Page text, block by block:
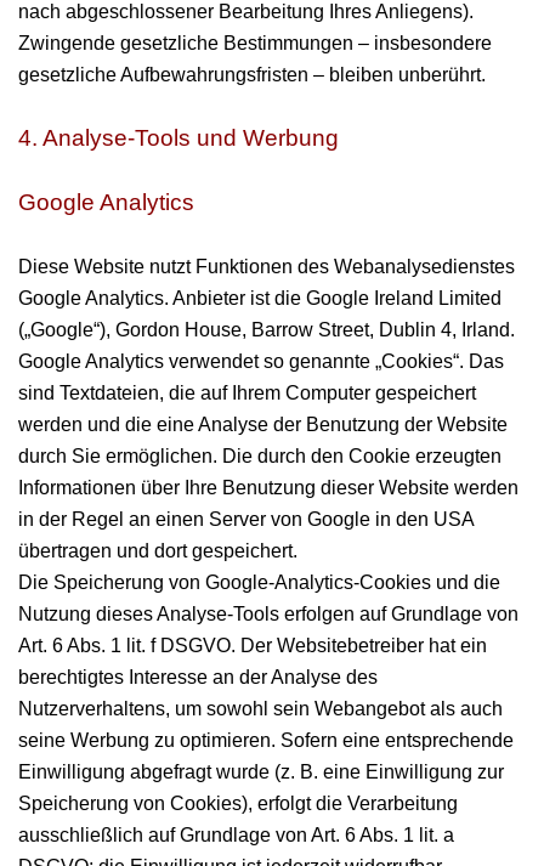
nach abgeschlossener Bearbeitung Ihres Anliegens).
Zwingende gesetzliche Bestimmungen – insbesondere
gesetzliche Aufbewahrungsfristen – bleiben unberührt.
4. Analyse-Tools und Werbung
Google Analytics
Diese Website nutzt Funktionen des Webanalysedienstes
Google Analytics. Anbieter ist die Google Ireland Limited
(„Google“), Gordon House, Barrow Street, Dublin 4, Irland.
Google Analytics verwendet so genannte „Cookies“. Das
sind Textdateien, die auf Ihrem Computer gespeichert
werden und die eine Analyse der Benutzung der Website
durch Sie ermöglichen. Die durch den Cookie erzeugten
Informationen über Ihre Benutzung dieser Website werden
in der Regel an einen Server von Google in den USA
übertragen und dort gespeichert.
Die Speicherung von Google-Analytics-Cookies und die
Nutzung dieses Analyse-Tools erfolgen auf Grundlage von
Art. 6 Abs. 1 lit. f DSGVO. Der Websitebetreiber hat ein
berechtigtes Interesse an der Analyse des
Nutzerverhaltens, um sowohl sein Webangebot als auch
seine Werbung zu optimieren. Sofern eine entsprechende
Einwilligung abgefragt wurde (z. B. eine Einwilligung zur
Speicherung von Cookies), erfolgt die Verarbeitung
ausschließlich auf Grundlage von Art. 6 Abs. 1 lit. a